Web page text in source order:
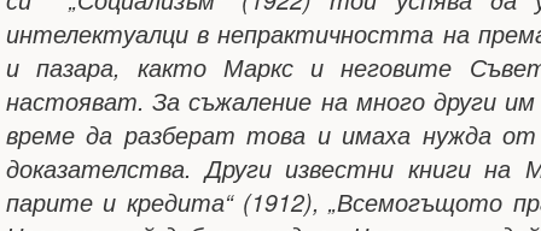
интелектуалци в непрактичността на
и пазара, както Маркс и неговите
настояват. За съжаление на много други
време да разберат това и имаха нужда от
доказателства. Други известни книги на
парите и кредита“ (1912), „Всемогъщото